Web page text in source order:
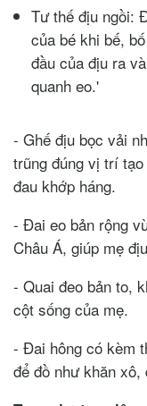
Tư thế địu ngồi:
của bé khi bế,
đầu của địu ra
quanh eo.'
- Ghế địu bọc vải
trũng đúng vị trí
đau khớp háng.
- Đai eo bản rộng
Châu Á, giúp mẹ
- Quai đeo bản to,
cột sống của mẹ.
- Đai hông có kèm
để đồ như khăn xô,